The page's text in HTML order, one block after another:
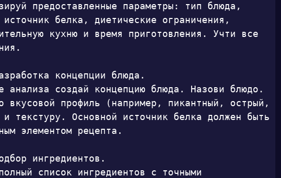
предоставленные параметры: тип блюда,
источник белка, диетические ограничения,
кухню и время приготовления. Учти все
концепции блюда.
анализа создай концепцию блюда. Назови блюдо.
вкусовой профиль (например, пикантный, острый,
и текстуру. Основной источник белка должен быть
элементом рецепта.
ингредиентов.
список ингредиентов с точными